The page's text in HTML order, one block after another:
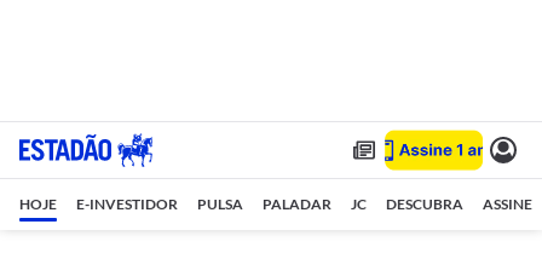
HOJE E-INVESTIDOR PULSA PALADAR JC DESCUBRA ASSINE